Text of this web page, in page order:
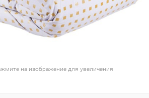
на изображение для увеличения